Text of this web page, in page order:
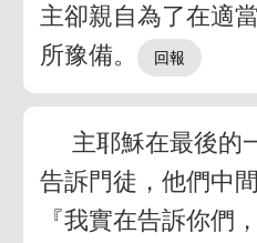
主卻親自為了在適
所豫備。
主耶穌在最後的
告訴門徒，他們中
『我實在告訴你們